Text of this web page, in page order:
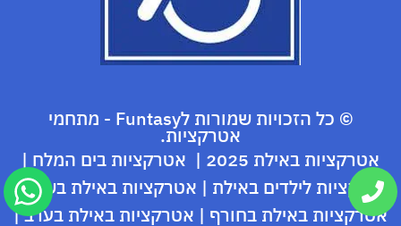
© כל הזכויות שמורות לFuntasy - מתחמי
אטרקציות.
אטרקציות באילת 2025
| אטרקציות בים המלח |
אטרקציות לילדים באילת | אטרקציות באילת בשבת|
אטרקציות באילת בחורף | אטרקציות באילת בערב|